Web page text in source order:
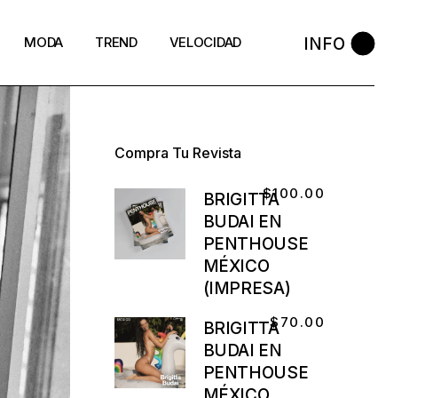
MODA TREND VELOCIDAD INFO
Compra Tu Revista
BRIGITTA
BUDAI EN
PENTHOUSE
MÉXICO
(IMPRESA)
$100.00
BRIGITTA
BUDAI EN
PENTHOUSE
$ 70.00